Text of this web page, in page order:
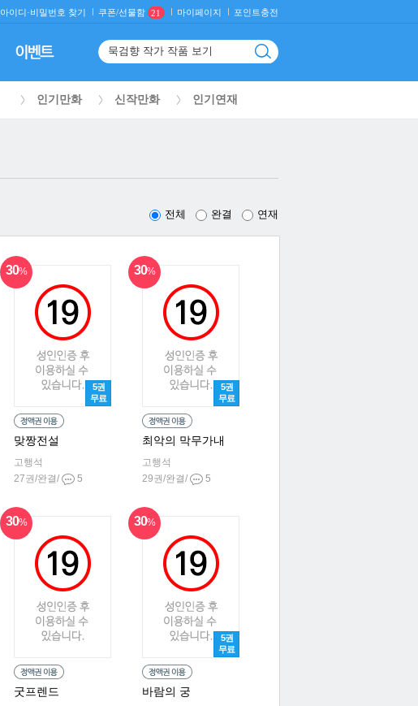
아이디·비밀번호 찾기 쿠폰/선물함 21 마이페이지 포인트충전
인기만화 신작만화 인기연재
전체 완결 연재
30%
5권
무료
맞짱전설
고행석
27권/완결/
5
30%
5권
무료
최악의 막무가내
고행석
29권/완결/
5
30%
굿프렌드
30%
5권
무료
바람의 궁